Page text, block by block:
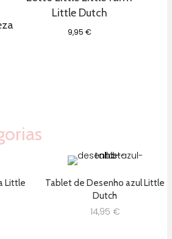
Little Dutch
9,95 €
Little
Tablet de Desenho azul Little
Dutch
14,95 €